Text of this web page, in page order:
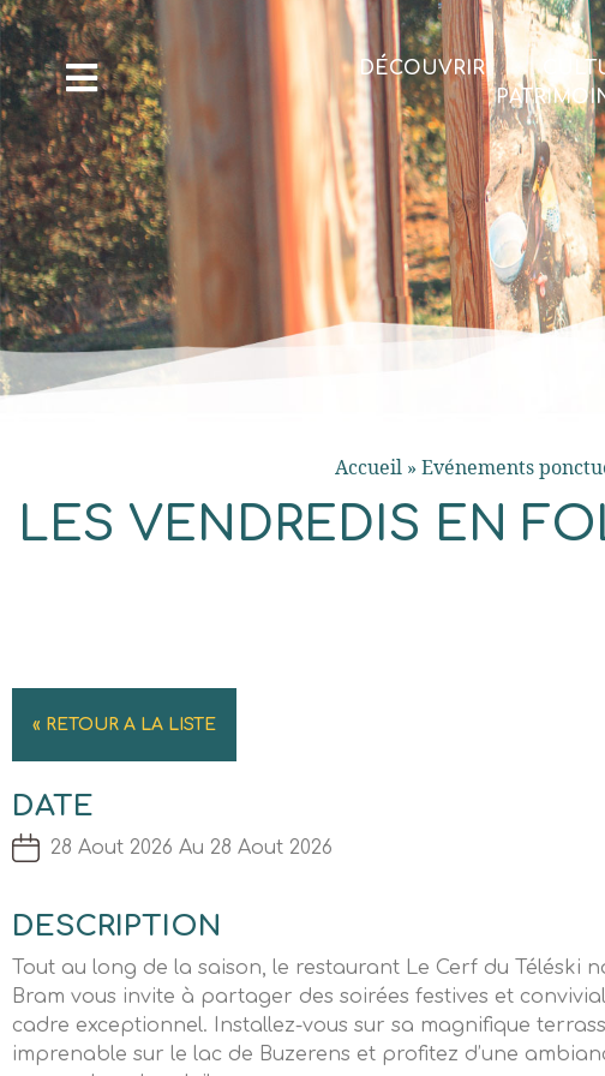
DÉCOUVRIR
Accueil» Evénements
LES VENDREDIS EN
« RETOUR A LA LISTE
DATE
28 Aout 2026 Au 28 Aout 2026
DESCRIPTION
Tout au long de la saison, le restaurant Le Cerf du Téléski
Bram vous invite à partager des soirées festives et
cadre exceptionnel. Installez-vous sur sa magnifique
imprenable sur le lac de Buzerens et profitez d’une